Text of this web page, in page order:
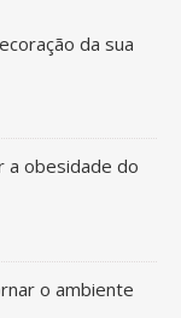
da sua
a obesidade do
o ambiente